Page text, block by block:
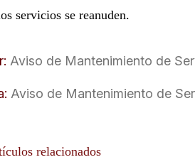
servicios se reanuden.
Aviso de Mantenimiento de
Aviso de Mantenimiento de
relacionados